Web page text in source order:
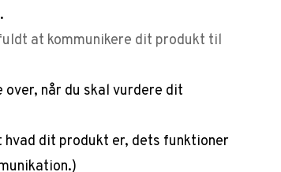
at kommunikere dit produkt til
når du skal vurdere dit
dit produkt er, dets funktioner